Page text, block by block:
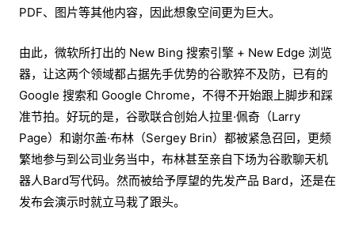
PDF、图片等其他内容，因此想象空间更为巨大。
由此，微软所打出的 New Bing 搜索引擎 + New Edge 浏览
器，让这两个领域都占据先手优势的谷歌猝不及防，已有的
Google 搜索和 Google Chrome，不得不开始跟上脚步和踩
准节拍。好玩的是，谷歌联合创始人拉里·佩奇（Larry
Page）和谢尔盖·布林（Sergey Brin）都被紧急召回，更频
繁地参与到公司业务当中，布林甚至亲自下场为谷歌聊天机
器人Bard写代码。然而被给予厚望的先发产品 Bard，还是在
发布会演示时就立马栽了跟头。